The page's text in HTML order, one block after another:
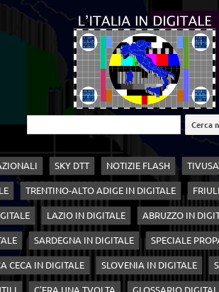
Cerca
SKY DTT NOTIZIE FLASH
TRENTINO-ALTO ADIGE IN DIGITALE
LAZIO IN DIGITALE ABRUZZO IN
SARDEGNA IN DIGITALE SPECIALE
CECA IN DIGITALE SLOVENIA IN DIGITALE
C'ERA UNA TVOLTA GLOSSARIO